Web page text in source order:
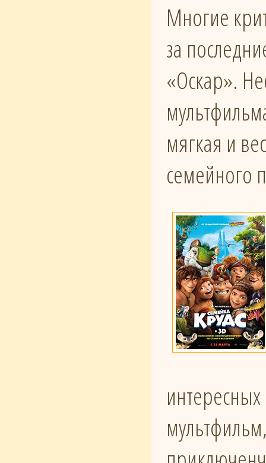
Многие
за
«Оскар».
мягкая и
семейного